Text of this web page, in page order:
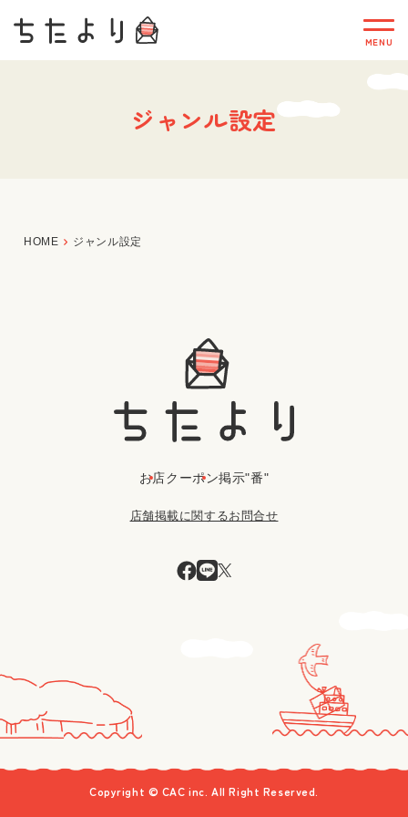
ジャンル設定
HOME ジャンル設定
お店クーポン掲示"番"
店舗掲載に関するお問合せ
Copyright © CAC inc. All Right Reserved.